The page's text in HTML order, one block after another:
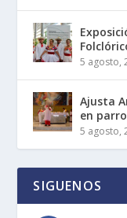
5 agosto,
Ajusta
en
5 agosto,
SIGUENOS